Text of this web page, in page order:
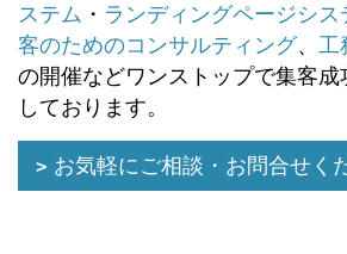
ステム ・ ランディングページシス
客のためのコンサルティング、 工
の開催などワンストップで集客成
しております。
お気軽にご相談・お問合せく